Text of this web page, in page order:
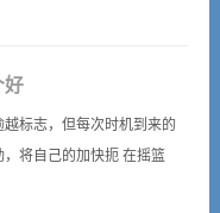
好
标志，但每次时机到来的
将自己的加快扼 在摇篮